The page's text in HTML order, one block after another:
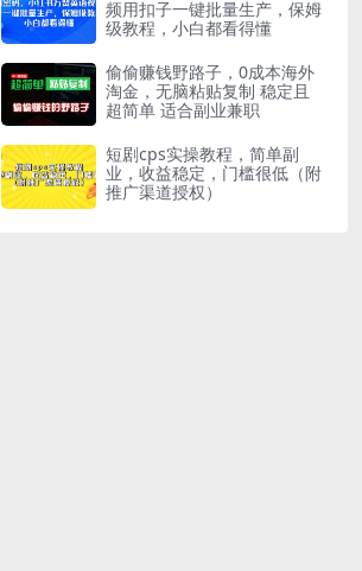
频用扣子一键批量生产，保姆
级教程，小白都看得懂
偷偷赚钱野路子，0成本海外
淘金，无脑粘贴复制 稳定且
超简单 适合副业兼职
短剧cps实操教程，简单副
业，收益稳定，门槛很低（附
推广渠道授权）